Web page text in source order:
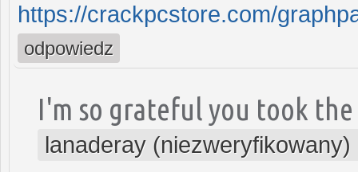
https://crackpcstore.com/
odpowiedz
I'm so grateful you took the
lanaderay (niezweryfikowany)